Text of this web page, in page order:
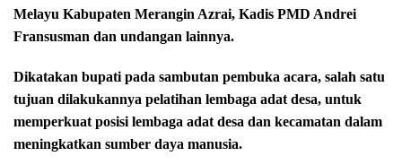
Melayu Kabupaten Merangin Azrai, Kadis PMD Andrei
Fransusman dan undangan lainnya.
Dikatakan bupati pada sambutan pembuka acara, salah satu
tujuan dilakukannya pelatihan lembaga adat desa, untuk
memperkuat posisi lembaga adat desa dan kecamatan dalam
meningkatkan sumber daya manusia.